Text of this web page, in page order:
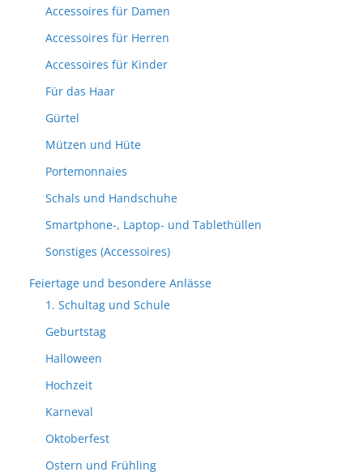
Accessoires für Damen
Accessoires für Herren
Accessoires für Kinder
Für das Haar
Gürtel
Mützen und Hüte
Portemonnaies
Schals und Handschuhe
Smartphone-, Laptop- und Tablethüllen
Sonstiges (Accessoires)
Feiertage und besondere Anlässe
1. Schultag und Schule
Geburtstag
Halloween
Hochzeit
Karneval
Oktoberfest
Ostern und Frühling